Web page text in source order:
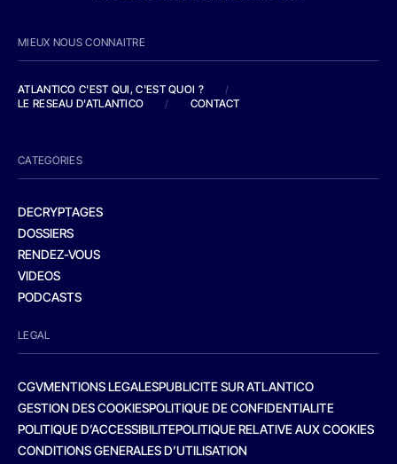
MIEUX NOUS CONNAITRE
ATLANTICO C'EST QUI, C'EST QUOI ?
/
LE RESEAU D'ATLANTICO
/ CONTACT
CATEGORIES
DECRYPTAGES
DOSSIERS
RENDEZ-VOUS
VIDEOS
PODCASTS
LEGAL
CGVMENTIONS LEGALESPUBLICITE SUR ATLANTICO
GESTION DES COOKIESPOLITIQUE DE CONFIDENTIALITE
POLITIQUE D’ACCESSIBILITEPOLITIQUE RELATIVE AUX COOKIES
CONDITIONS GENERALES D’UTILISATION